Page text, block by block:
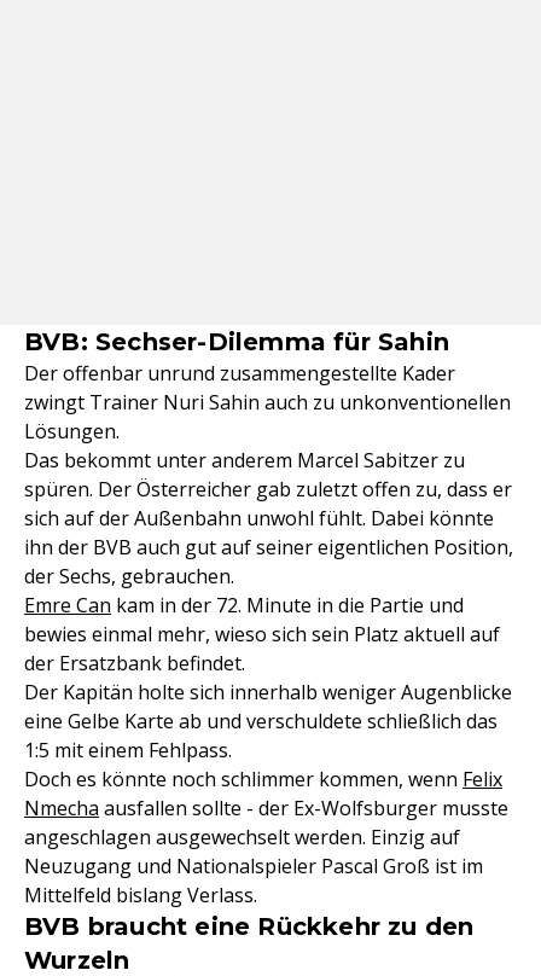
BVB: Sechser-Dilemma für Sahin
Der offenbar unrund zusammengestellte Kader
zwingt Trainer Nuri Sahin auch zu unkonventionellen
Lösungen.
Das bekommt unter anderem Marcel Sabitzer zu
spüren. Der Österreicher gab zuletzt offen zu, dass er
sich auf der Außenbahn unwohl fühlt. Dabei könnte
ihn der BVB auch gut auf seiner eigentlichen Position,
der Sechs, gebrauchen.
Emre Can kam in der 72. Minute in die Partie und
bewies einmal mehr, wieso sich sein Platz aktuell auf
der Ersatzbank befindet.
Der Kapitän holte sich innerhalb weniger Augenblicke
eine Gelbe Karte ab und verschuldete schließlich das
1:5 mit einem Fehlpass.
Doch es könnte noch schlimmer kommen, wenn Felix
Nmecha ausfallen sollte - der Ex-Wolfsburger musste
angeschlagen ausgewechselt werden. Einzig auf
Neuzugang und Nationalspieler Pascal Groß ist im
Mittelfeld bislang Verlass.
BVB braucht eine Rückkehr zu den
Wurzeln